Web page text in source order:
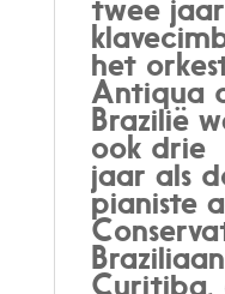
twee
het
Antiqua
Brazilië
ook drie
jaar als
pianiste
Curitiba,